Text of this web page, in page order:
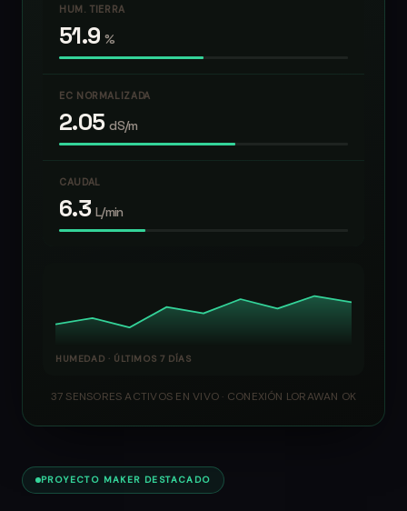
PROYECTO MAKER DESTACADO
HUM. TIERRA
51.9 %
EC NORMALIZADA
2.05 dS/m
CAUDAL
6.3 L/min
HUMEDAD · ÚLTIMOS 7 DÍAS
37 SENSORES ACTIVOS EN VIVO · CONEXIÓN LORAWAN OK